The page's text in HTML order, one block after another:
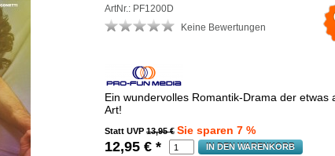
ArtNr.: PF1200D
Keine Bewertungen
Ein wundervolles Romantik-Drama der etwas
Art!
Statt UVP 13,95 € Sie sparen 7 %
12,95 € * IN DEN WARENKORB